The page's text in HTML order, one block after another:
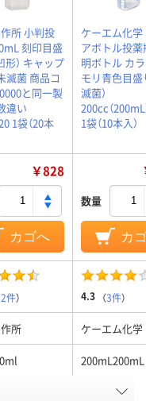
所 小判投
刻印目盛
形） キャップ
滅菌 商品コ
と同一製
違い
1袋（20本
ケーエム化学
アボトル投薬
明ボトル カ
モリ青色目盛
滅菌）
200cc（200mL
1袋（10本入）
￥828
カゴへ
数量
カ
件） 4.3 （3件）
所 ケーエム化学
200mL200mL
滅菌